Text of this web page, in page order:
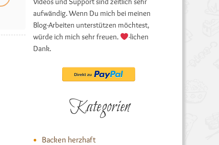
aufwändig. Wenn Du mich bei meinen
Blog-Arbeiten unterstützen möchtest,
würde ich mich sehr freuen.
-lichen
Dank.
Kategorien
Backen herzhaft